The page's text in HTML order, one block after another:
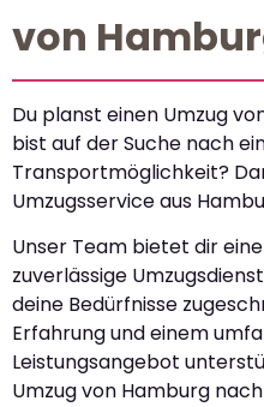
von
Du planst einen Umzug
bist auf der Suche nach
Transportmöglichkeit?
Umzugsservice aus
Unser Team bietet dir
zuverlässige
deine Bedürfnisse
Erfahrung und einem
Leistungsangebot
Umzug von Hamburg